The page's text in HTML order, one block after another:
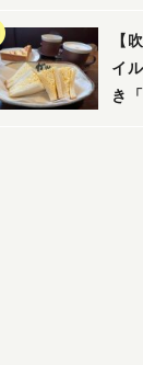
田
【
イ
き